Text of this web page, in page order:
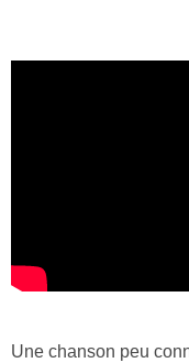
Une chanson peu